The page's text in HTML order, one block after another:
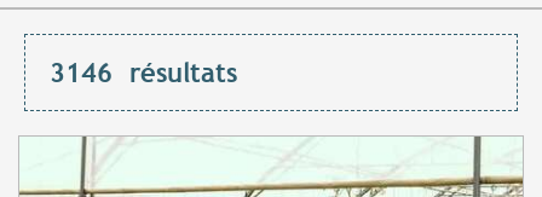
3146 résultats